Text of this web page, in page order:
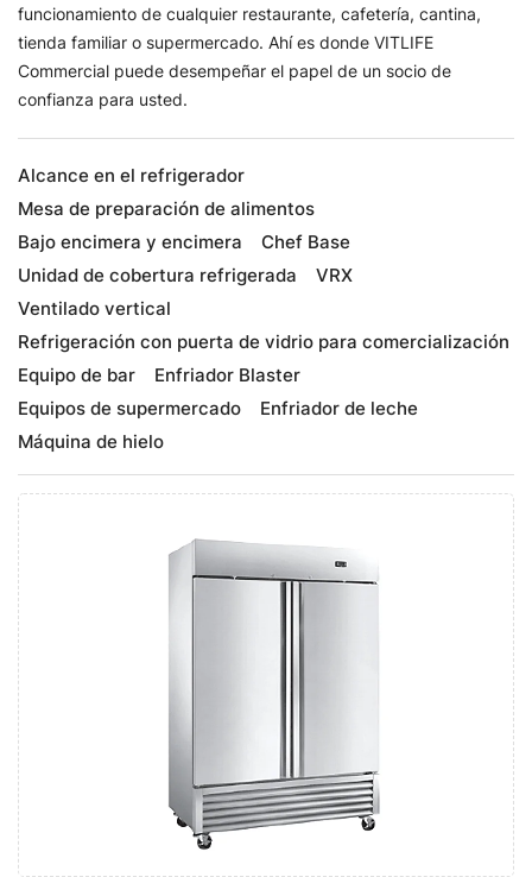
funcionamiento de cualquier restaurante, cafetería, cantina,
tienda familiar o supermercado. Ahí es donde VITLIFE
Commercial puede desempeñar el papel de un socio de
confianza para usted.
Alcance en el refrigerador
Mesa de preparación de alimentos
Bajo encimera y encimera
Chef Base
Unidad de cobertura refrigerada
VRX
Ventilado vertical
Refrigeración con puerta de vidrio para comercialización
Equipo de bar
Enfriador Blaster
Equipos de supermercado
Enfriador de leche
Máquina de hielo